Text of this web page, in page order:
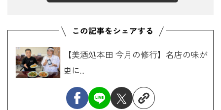
【美酒処本田 今月の修行】名店の味が
更に...